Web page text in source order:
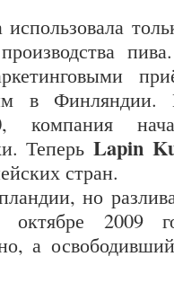
использовала
в Финляндии.
ТеперьLapin
стран.
но
2009
а